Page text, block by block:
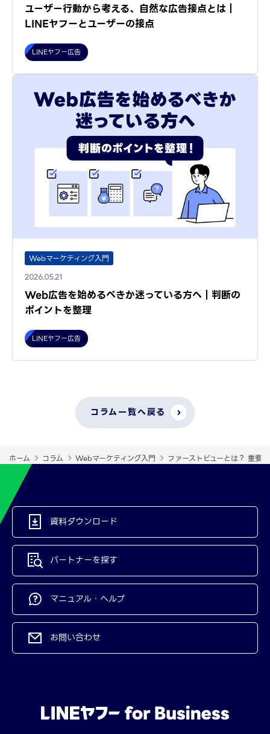
ユーザー行動から考える、自然な広告接点とは｜
LINEヤフーとユーザーの接点
LINEヤフー広告
Webマーケティング入門
2026.05.21
Web広告を始めるべきか迷っている方へ｜判断の
ポイントを整理
LINEヤフー広告
コラム一覧へ戻る
ホーム コラム Webマーケティング入門 ファーストビューとは？ 重要
資料ダウンロード
パートナーを探す
マニュアル・ヘルプ
お問い合わせ